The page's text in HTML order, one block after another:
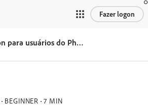
Fazer logon
Dimension para usuários do Photoshop
BEGINNER 7 MIN